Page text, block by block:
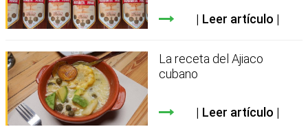
Leer artículo
La receta del Ajiaco
cubano
Leer artículo